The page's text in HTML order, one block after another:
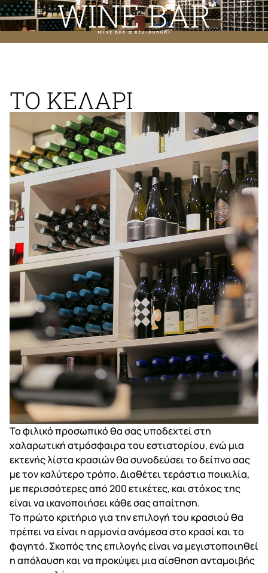
EN
WINE BAR
ΤΟ ΚΕΛΑΡΙ
Το φιλικό προσωπικό θα σας υποδεχτεί στη
χαλαρωτική ατμόσφαιρα του εστιατορίου, ενώ μια
εκτενής λίστα κρασιών θα συνοδεύσει το δείπνο σας
με τον καλύτερο τρόπο. Διαθέτει τεράστια ποικιλία,
με περισσότερες από 200 ετικέτες, και στόχος της
είναι να ικανοποιήσει κάθε σας απαίτηση.
Το πρώτο κριτήριο για την επιλογή του κρασιού θα
πρέπει να είναι η αρμονία ανάμεσα στο κρασί και το
φαγητό. Σκοπός της επιλογής είναι να μεγιστοποιηθεί
η απόλαυση και να προκύψει μια αίσθηση ανταμοιβής